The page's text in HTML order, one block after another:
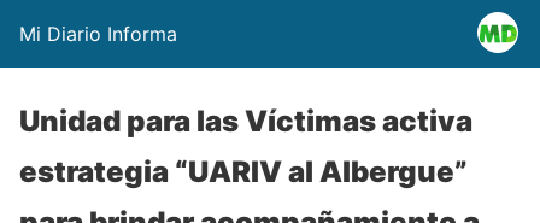
Mi Diario Informa
Unidad para las Víctimas activa
estrategia “UARIV al Albergue”